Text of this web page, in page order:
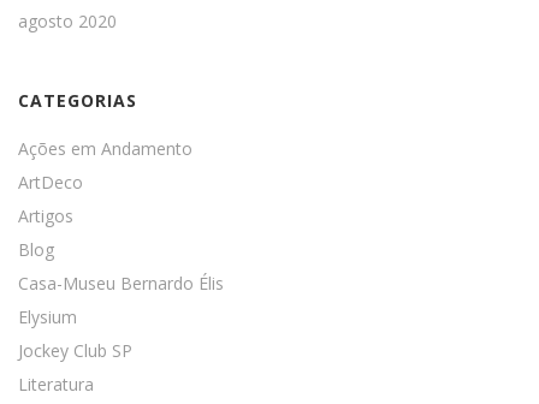
agosto 2020
CATEGORIAS
Ações em Andamento
ArtDeco
Artigos
Blog
Casa-Museu Bernardo Élis
Elysium
Jockey Club SP
Literatura